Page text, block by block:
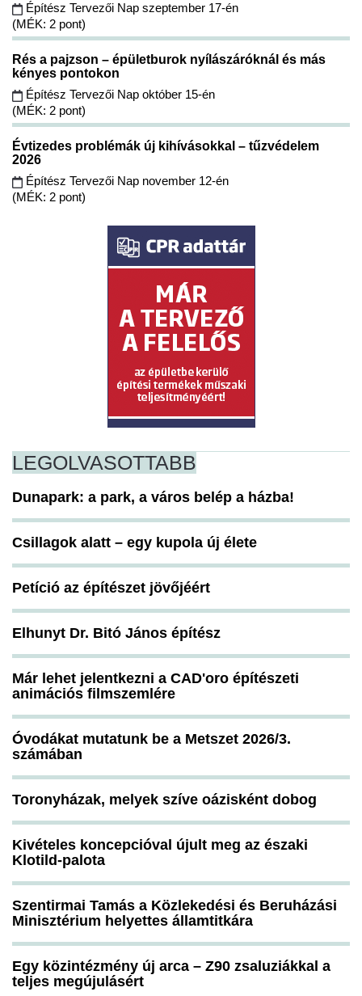
Építész Tervezői Nap szeptember 17-én
(MÉK: 2 pont)
Rés a pajzson – épületburok nyílászáróknál és más
kényes pontokon
Építész Tervezői Nap október 15-én
(MÉK: 2 pont)
Évtizedes problémák új kihívásokkal – tűzvédelem
2026
Építész Tervezői Nap november 12-én
(MÉK: 2 pont)
LEGOLVASOTTABB
Dunapark: a park, a város belép a házba!
Csillagok alatt – egy kupola új élete
Petíció az építészet jövőjéért
Elhunyt Dr. Bitó János építész
Már lehet jelentkezni a CAD'oro építészeti
animációs filmszemlére
Óvodákat mutatunk be a Metszet 2026/3.
számában
Toronyházak, melyek szíve oázisként dobog
Kivételes koncepcióval újult meg az északi
Klotild-palota
Szentirmai Tamás a Közlekedési és Beruházási
Minisztérium helyettes államtitkára
Egy közintézmény új arca – Z90 zsaluziákkal a
teljes megújulásért